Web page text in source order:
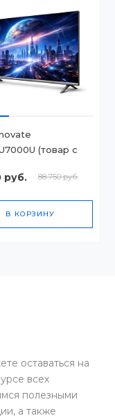
(товар с
руб. 88 750 руб.
В КОРЗИНУ
оставаться на
всех
полезными
а также